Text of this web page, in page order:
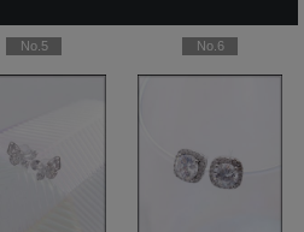
No.5 No.6